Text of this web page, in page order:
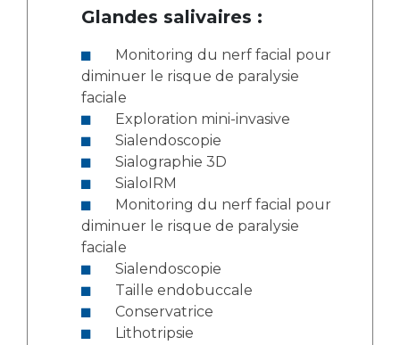
Glandes salivaires :
diminuer le risque de paralysie
faciale
Exploration mini-invasive
Sialendoscopie
Sialographie 3D
SialoIRM
diminuer le risque de paralysie
faciale
Sialendoscopie
Taille endobuccale
Conservatrice
Lithotripsie